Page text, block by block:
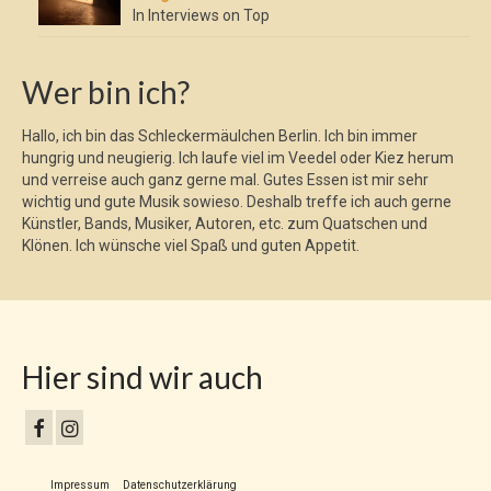
In Interviews on Top
Wer bin ich?
Hallo, ich bin das Schleckermäulchen Berlin. Ich bin immer
hungrig und neugierig. Ich laufe viel im Veedel oder Kiez herum
und verreise auch ganz gerne mal. Gutes Essen ist mir sehr
wichtig und gute Musik sowieso. Deshalb treffe ich auch gerne
Künstler, Bands, Musiker, Autoren, etc. zum Quatschen und
Klönen. Ich wünsche viel Spaß und guten Appetit.
Hier sind wir auch
Impressum Datenschutzerklärung